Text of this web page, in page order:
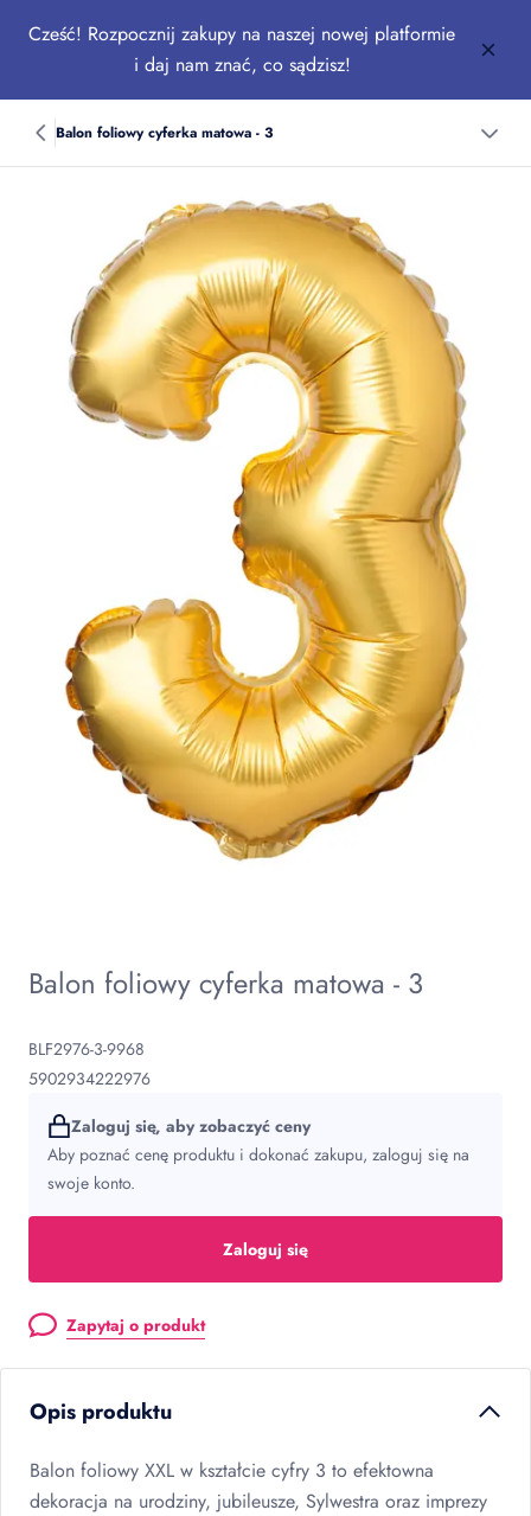
Cześć! Rozpocznij zakupy na naszej nowej platformie
i daj nam znać, co sądzisz!
Balon foliowy cyferka matowa - 3
Balon foliowy cyferka matowa - 3
BLF2976-3-9968
5902934222976
Zaloguj się, aby zobaczyć ceny
Aby poznać cenę produktu i dokonać zakupu, zaloguj się na
swoje konto.
Zaloguj się
Zapytaj o produkt
Opis produktu
Balon foliowy XXL w kształcie cyfry 3 to efektowna
dekoracja na urodziny, jubileusze, Sylwestra oraz imprezy